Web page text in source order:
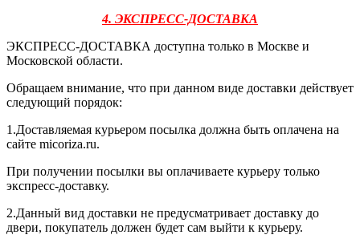
4. ЭКСПРЕСС-ДОСТАВКА
ЭКСПРЕСС-ДОСТАВКА доступна только в Москве и
Московской области.
Обращаем внимание, что при данном виде доставки действует
следующий порядок:
1.Доставляемая курьером посылка должна быть оплачена на
сайте micoriza.ru.
При получении посылки вы оплачиваете курьеру только
экспресс-доставку.
2.Данный вид доставки не предусматривает доставку до
двери, покупатель должен будет сам выйти к курьеру.